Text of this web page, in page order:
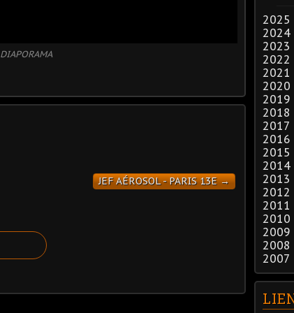
DIAPORAMA
JEF AÉROSOL - PARIS 13E →
2025
2024
2023
2022
2021
2020
2019
2018
2017
2016
2015
2014
2013
2012
2011
2010
2009
2008
2007